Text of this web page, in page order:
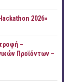
2026»
–
Προϊόντων –